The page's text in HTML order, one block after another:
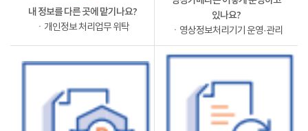
내 정보를 다른 곳에 맡기나요?
ㆍ개인정보 처리업무 위탁
있나요?
ㆍ영상정보처리기기 운영·관리